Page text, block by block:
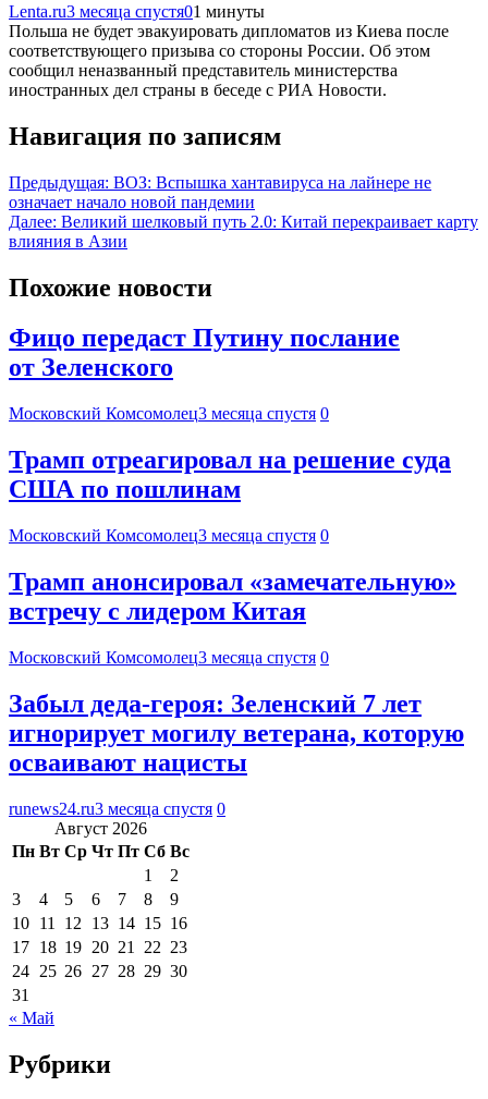
Lenta.ru3 месяца спустя01 минуты
Польша не будет эвакуировать дипломатов из Киева после
соответствующего призыва со стороны России. Об этом
сообщил неназванный представитель министерства
иностранных дел страны в беседе с РИА Новости.
Навигация по записям
Предыдущая: ВОЗ: Вспышка хантавируса на лайнере не
означает начало новой пандемии
Далее: Великий шелковый путь 2.0: Китай перекраивает карту
влияния в Азии
Похожие новости
Фицо передаст Путину послание
от Зеленского
Московский Комсомолец3 месяца спустя 0
Трамп отреагировал на решение суда
США по пошлинам
Московский Комсомолец3 месяца спустя 0
Трамп анонсировал «замечательную»
встречу с лидером Китая
Московский Комсомолец3 месяца спустя 0
Забыл деда-героя: Зеленский 7 лет
игнорирует могилу ветерана, которую
осваивают нацисты
runews24.ru3 месяца спустя 0
Август 2026
Пн Вт Ср Чт Пт Сб Вс
1
2
3
4 5 6 7 8
9
10 11 12 13 14 15 16
17 18 19 20 21 22 23
24 25 26 27 28 29 30
31
« Май
Рубрики